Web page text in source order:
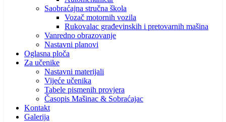
Saobraćajna stručna škola
Vozač motornih vozila
Rukovalac građevinskih i pretovarnih mašina
Vanredno obrazovanje
Nastavni planovi
Oglasna ploča
Za učenike
Nastavni materijali
Vijeće učenika
Tabele pismenih provjera
Časopis Mašinac & Sobraćajac
Kontakt
Galerija